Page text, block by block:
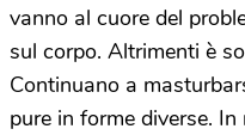
vanno al cuore del
sul corpo. Altrimenti è
Continuano a
pure in forme diverse.